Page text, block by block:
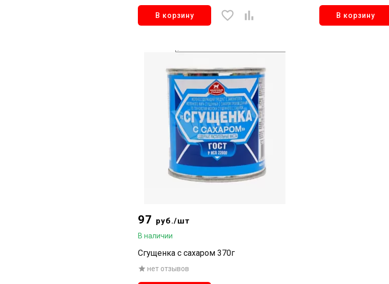
В корзину В корзину
97 руб./шт
В наличии
Сгущенка с сахаром 370г
нет отзывов